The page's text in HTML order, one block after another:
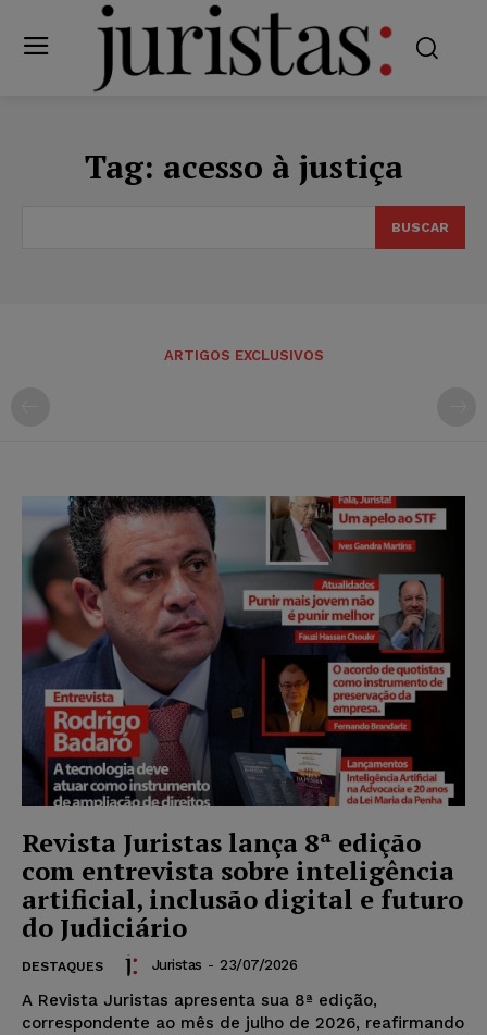
Tag: acesso à justiça
BUSCAR
ARTIGOS EXCLUSIVOS
Revista Juristas lança 8ª edição
com entrevista sobre inteligência
artificial, inclusão digital e futuro
do Judiciário
DESTAQUES Juristas - 23/07/2026
A Revista Juristas apresenta sua 8ª edição,
correspondente ao mês de julho de 2026, reafirmando